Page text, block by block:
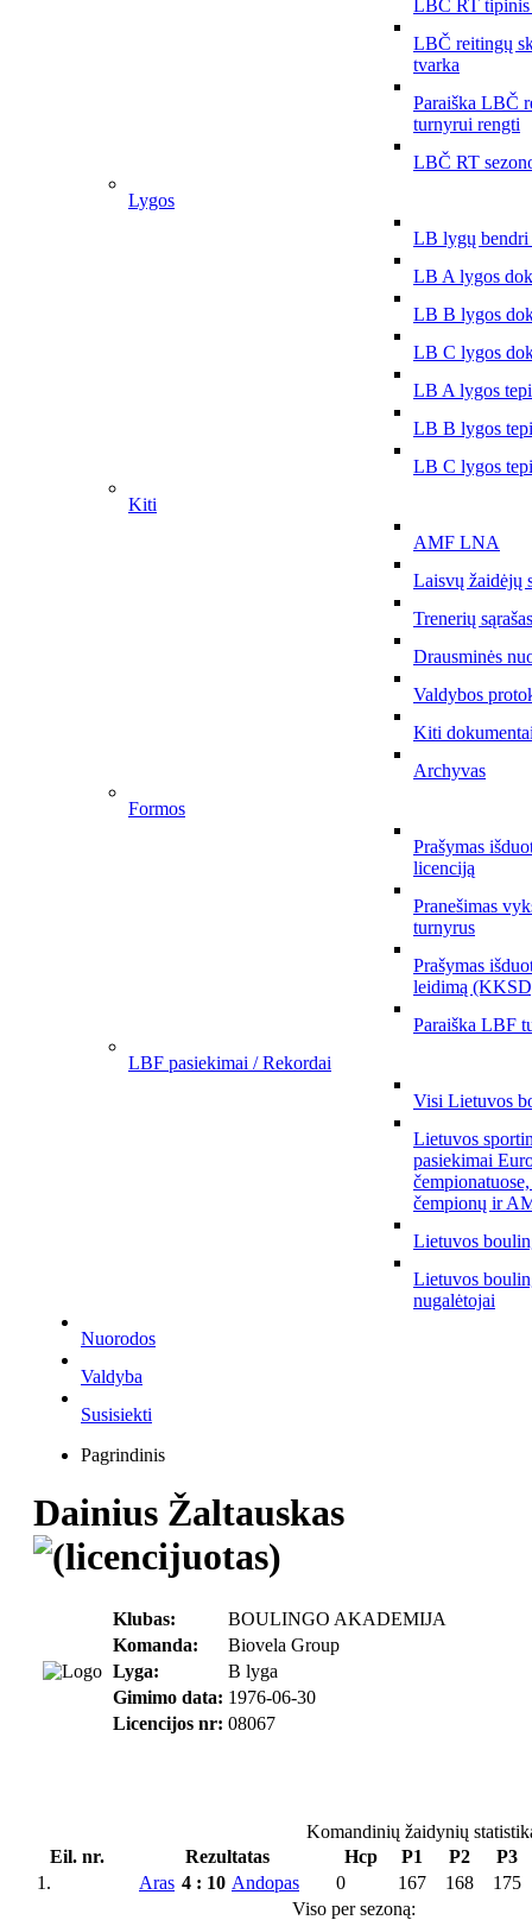
LBČ RT
LBČ reitingų
tvarka
Paraiška LBČ
turnyrui rengti
LBČ RT
Lygos
LB lygų bendri
LB A lygos
LB B lygos
LB C lygos
LB A lygos
LB B lygos
LB C lygos
Kiti
AMF LNA
Laisvų žaidėjų
Trenerių sąrašas
Drausminės
Valdybos
Kiti
Archyvas
Formos
Prašymas
licenciją
Pranešimas
turnyrus
Prašymas
leidimą
Paraiška LBF
LBF pasiekimai / Rekordai
Visi Lietuvos
Lietuvos
pasiekimai
čempionų ir
Lietuvos
Lietuvos
nugalėtojai
Nuorodos
Valdyba
Susisiekti
Pagrindinis
Dainius Žaltauskas
Klubas:
BOULINGO AKADEMIJA
Komanda:
Biovela Group
Lyga:
B lyga
Gimimo data: 1976-06-30
Licencijos nr: 08067
Komandinių žaidynių
Eil. nr.
Rezultatas Hcp P1 P2
P3
1.
Aras 4 : 10 Andopas 0 167 168
175
Viso per sezoną: